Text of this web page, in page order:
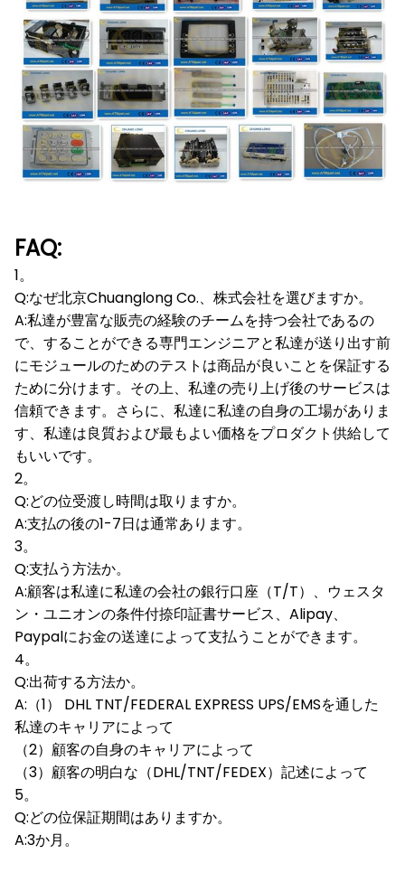
FAQ:
1。
Q:なぜ北京Chuanglong Co.、株式会社を選びますか。
A:私達が豊富な販売の経験のチームを持つ会社であるの
で、することができる専門エンジニアと私達が送り出す前
にモジュールのためのテストは商品が良いことを保証する
ために分けます。その上、私達の売り上げ後のサービスは
信頼できます。さらに、私達に私達の自身の工場がありま
す、私達は良質および最もよい価格をプロダクト供給して
もいいです。
2。
Q:どの位受渡し時間は取りますか。
A:支払の後の1-7日は通常あります。
3。
Q:支払う方法か。
A:顧客は私達に私達の会社の銀行口座（T/T）、ウェスタ
ン・ユニオンの条件付捺印証書サービス、Alipay、
Paypalにお金の送達によって支払うことができます。
4。
Q:出荷する方法か。
A:（1） DHL TNT/FEDERAL EXPRESS UPS/EMSを通した
私達のキャリアによって
（2）顧客の自身のキャリアによって
（3）顧客の明白な（DHL/TNT/FEDEX）記述によって
5。
Q:どの位保証期間はありますか。
A:3か月。